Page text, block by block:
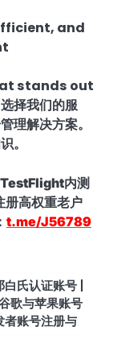
and
stands out
我们的服
理解决方案。
。
内测
册高权重老户
t.me/J56789
氏认证账号 |
歌与苹果账号
者账号注册与